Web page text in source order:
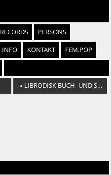
RECORDS PERSONS
INFO KONTAKT FEM.POP
« LIBRODISK BUCH- UND SCHALLPLATTEN-HANDELSGESELLSCH. M.B.H.